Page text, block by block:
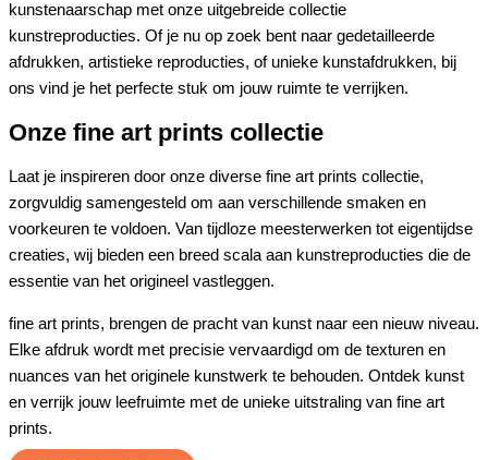
kunstenaarschap met onze uitgebreide collectie
kunstreproducties. Of je nu op zoek bent naar gedetailleerde
afdrukken, artistieke reproducties, of unieke kunstafdrukken, bij
ons vind je het perfecte stuk om jouw ruimte te verrijken.
Onze fine art prints collectie
Laat je inspireren door onze diverse fine art prints collectie,
zorgvuldig samengesteld om aan verschillende smaken en
voorkeuren te voldoen. Van tijdloze meesterwerken tot eigentijdse
creaties, wij bieden een breed scala aan kunstreproducties die de
essentie van het origineel vastleggen.
fine art prints, brengen de pracht van kunst naar een nieuw niveau.
Elke afdruk wordt met precisie vervaardigd om de texturen en
nuances van het originele kunstwerk te behouden. Ontdek kunst
en verrijk jouw leefruimte met de unieke uitstraling van fine art
prints.